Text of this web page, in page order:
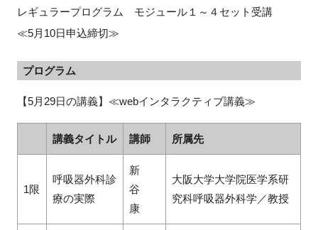
レギュラープログラム モジュール１～４セット受講
≪5月10日申込締切≫
プログラム
【5月29日の講義】≪webインタラクティブ講義≫
講義タイトル 講師 所属先
1限
呼吸器外科診
療の実際
新
谷
康
大阪大学大学院医学系研
究科呼吸器外科学／教授